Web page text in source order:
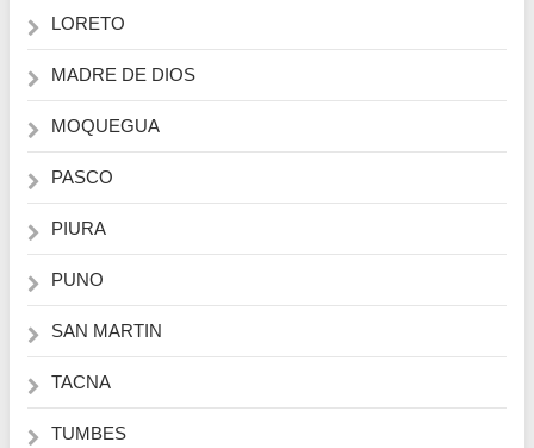
LORETO
MADRE DE DIOS
MOQUEGUA
PASCO
PIURA
PUNO
SAN MARTIN
TACNA
TUMBES